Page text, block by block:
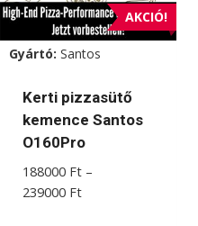
AKCIÓ!
Gyártó: Santos
Kerti pizzasütő
kemence Santos
O160Pro
188000 Ft –
239000 FtÁrtartomány: